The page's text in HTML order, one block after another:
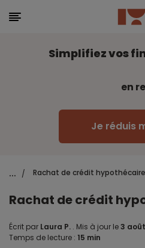
Simplifiez vos
en
Je réduis
... / Rachat de crédit hypothécaire
Rachat de crédit
Écrit par Laura P. . Mis à jour le3
Temps de lecture : 15 min